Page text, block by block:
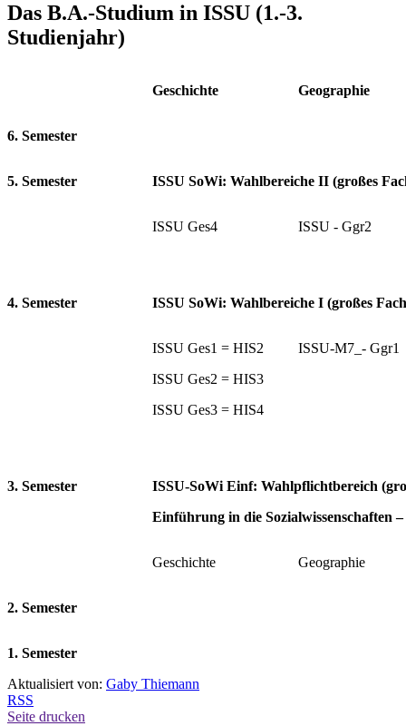
Das B.A.-Studium in ISSU (1.-3.
Studienjahr)
Geschichte Geographie
6. Semester
5. Semester ISSU SoWi: Wahlbereiche II (großes
ISSU Ges4 ISSU - Ggr2
4. Semester ISSU SoWi: Wahlbereiche I (großes
ISSU Ges1 = HIS2
ISSU Ges2 = HIS3
ISSU Ges3 = HIS4
ISSU-M7_- Ggr1
3. Semester
ISSU-SoWi Einf: Wahlpflichtbereich
Einführung in die Sozialwissenschaften
Geschichte Geographie
2. Semester
1. Semester
Aktualisiert von: Gaby Thiemann
RSS
Seite drucken